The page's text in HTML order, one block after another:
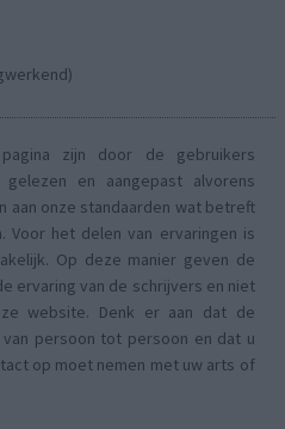
zijn door de gebruikers
en aangepast alvorens
aan onze standaarden wat betreft
Voor het delen van ervaringen is
Op deze manier geven de
ervaring van de schrijvers en niet
website. Denk er aan dat de
persoon tot persoon en dat u
op moet nemen met uw arts of